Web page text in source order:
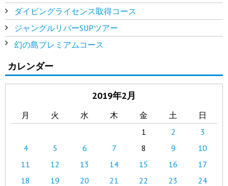
ダイビングライセンス取得コース
ジャングルリバーSUPツアー
幻の島プレミアムコース
カレンダー
2019年2月
月 火 水 木 金 土
日
1
2
3
4
5 6 7 8 9
10
11
12 13 14 15 16
17
18
19 20 21 22 23
24